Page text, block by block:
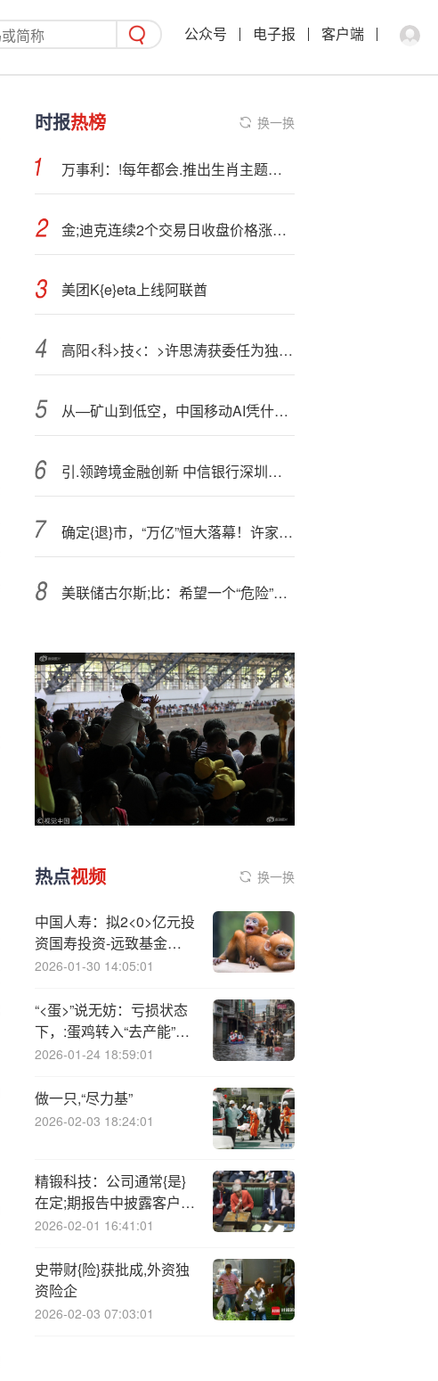
公众号 电子报 客户端
时报热榜 换一换
万事利：!每年都会.推出生肖主题的系列产品
金;迪克连续2个交易日收盘价格涨幅偏离值累计达30%
美团K{e}eta上线阿联酋
高阳<科>技<：>许思涛获委任为独立非执行董事
从—矿山到低空，中国移动AI凭什么开启全面实战？！
引.领跨境金融创新 中信银行深圳分行成功上线FT账户体系！
确定{退}市，“万亿”恒大落幕！许家印、丁玉梅等被追讨超400亿元股息及酬金，全球范围超500亿元资产被冻结
美联储古尔斯;比：希望一个“危险”通胀数据点或是昙花一现
热点视频 换一换
中国人寿：拟2<0>亿元投
资国寿投资-远致基金股
权投资计划 基金投资于半
2026-01-30 14:05:01
“<蛋>”说无妨：亏损状态
下，:蛋鸡转入“去产能”阶
段
2026-01-24 18:59:01
做一只,“尽力基”
2026-02-03 18:24:01
精锻科技：公司通常{是}
在定;期报告中披露客户信
息
2026-02-01 16:41:01
史带财{险}获批成,外资独
资险企
2026-02-03 07:03:01